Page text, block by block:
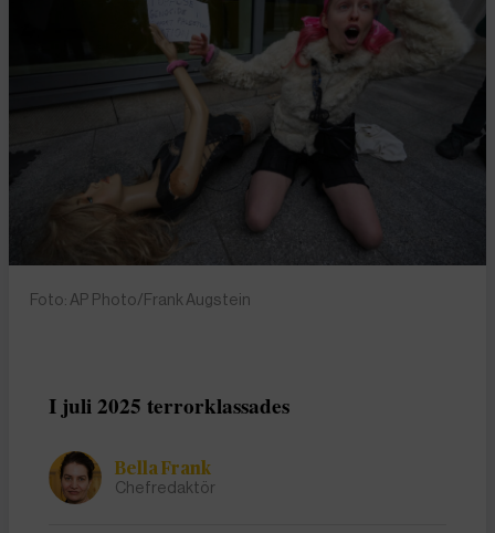
Foto: AP Photo/Frank Augstein
I juli 2025 terrorklassades
Bella Frank
Chefredaktör